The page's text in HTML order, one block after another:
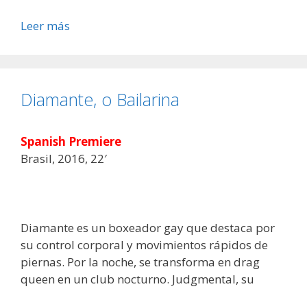
Leer más
Diamante, o Bailarina
Spanish Premiere
Brasil, 2016, 22′
Diamante es un boxeador gay que destaca por
su control corporal y movimientos rápidos de
piernas. Por la noche, se transforma en drag
queen en un club nocturno. Judgmental, su